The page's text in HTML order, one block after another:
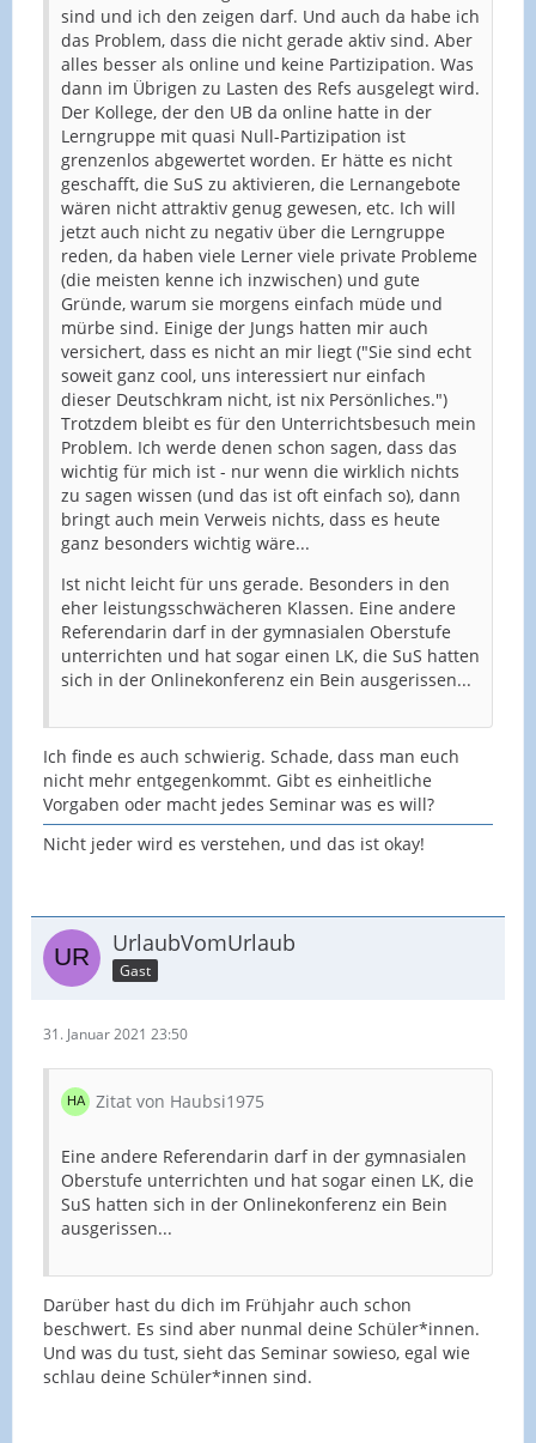
sind und ich den zeigen darf. Und auch da habe ich
das Problem, dass die nicht gerade aktiv sind. Aber
alles besser als online und keine Partizipation. Was
dann im Übrigen zu Lasten des Refs ausgelegt wird.
Der Kollege, der den UB da online hatte in der
Lerngruppe mit quasi Null-Partizipation ist
grenzenlos abgewertet worden. Er hätte es nicht
geschafft, die SuS zu aktivieren, die Lernangebote
wären nicht attraktiv genug gewesen, etc. Ich will
jetzt auch nicht zu negativ über die Lerngruppe
reden, da haben viele Lerner viele private Probleme
(die meisten kenne ich inzwischen) und gute
Gründe, warum sie morgens einfach müde und
mürbe sind. Einige der Jungs hatten mir auch
versichert, dass es nicht an mir liegt ("Sie sind echt
soweit ganz cool, uns interessiert nur einfach
dieser Deutschkram nicht, ist nix Persönliches.")
Trotzdem bleibt es für den Unterrichtsbesuch mein
Problem. Ich werde denen schon sagen, dass das
wichtig für mich ist - nur wenn die wirklich nichts
zu sagen wissen (und das ist oft einfach so), dann
bringt auch mein Verweis nichts, dass es heute
ganz besonders wichtig wäre...
Ist nicht leicht für uns gerade. Besonders in den
eher leistungsschwächeren Klassen. Eine andere
Referendarin darf in der gymnasialen Oberstufe
unterrichten und hat sogar einen LK, die SuS hatten
sich in der Onlinekonferenz ein Bein ausgerissen...
Ich finde es auch schwierig. Schade, dass man euch
nicht mehr entgegenkommt. Gibt es einheitliche
Vorgaben oder macht jedes Seminar was es will?
Nicht jeder wird es verstehen, und das ist okay!
UrlaubVomUrlaub
Gast
31. Januar 2021 23:50
Zitat von Haubsi1975
Eine andere Referendarin darf in der gymnasialen
Oberstufe unterrichten und hat sogar einen LK, die
SuS hatten sich in der Onlinekonferenz ein Bein
ausgerissen...
Darüber hast du dich im Frühjahr auch schon
beschwert. Es sind aber nunmal deine Schüler*innen.
Und was du tust, sieht das Seminar sowieso, egal wie
schlau deine Schüler*innen sind.